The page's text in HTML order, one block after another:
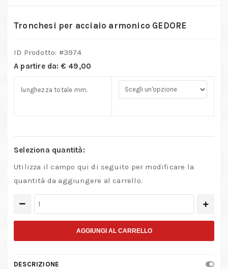
Tronchesi per acciaio armonico GEDORE
ID Prodotto: #3974
A partire da: € 49,00
lunghezza totale mm.
Seleziona quantità:
Utilizza il campo qui di seguito per modificare la
quantità da aggiungere al carrello.
Tronchesi
armonico
AGGIUNGI AL CARRELLO
DESCRIZIONE